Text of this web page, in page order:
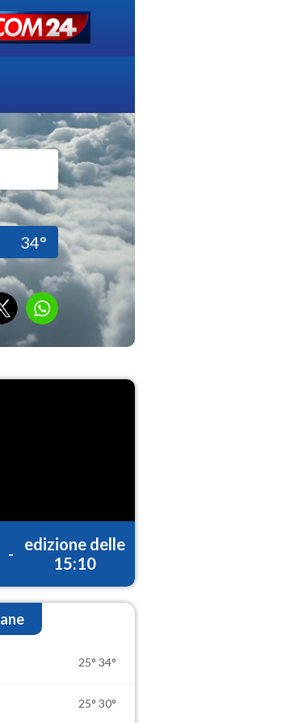
34°
-
edizione delle
15:10
25° 34°
25° 30°